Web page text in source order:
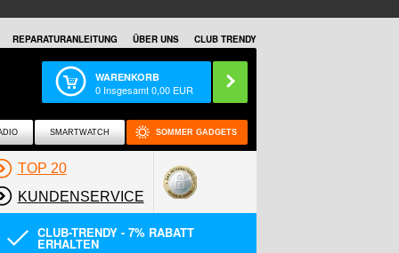
REPARATURANLEITUNG ÜBER UNS CLUB TRENDY
WARENKORB
0 Insgesamt0,00 EUR
SMARTWATCH SOMMER GADGETS
TOP 20
KUNDENSERVICE
CLUB-TRENDY - 7% RABATT
ERHALTEN